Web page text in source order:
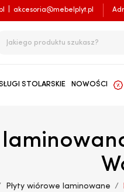
akcesoria@mebelplyt.pl
STOLARSKIE NOWOŚCI
Płyty wiórowe laminowane